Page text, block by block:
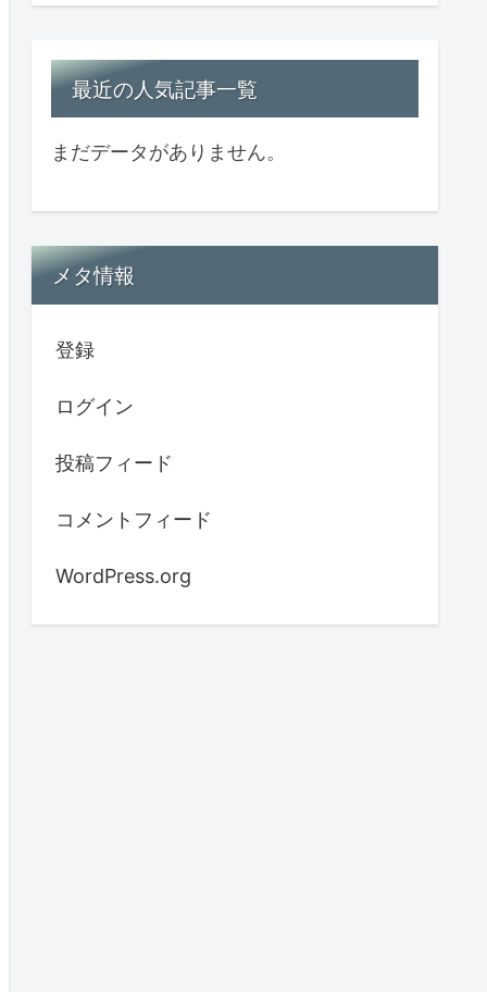
最近の人気記事一覧
まだデータがありません。
メタ情報
登録
ログイン
投稿フィード
コメントフィード
WordPress.org